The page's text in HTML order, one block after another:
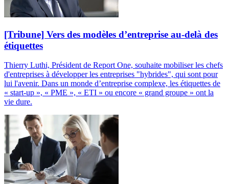
[Tribune] Vers des modèles d’entreprise au-delà des
étiquettes
Thierry Luthi, Président de Report One, souhaite mobiliser les chefs
d'entreprises à développer les entreprises "hybrides", qui sont pour
lui l'avenir. Dans un monde d’entreprise complexe, les étiquettes de
« start-up », « PME », « ETI » ou encore « grand groupe » ont la
vie dure.